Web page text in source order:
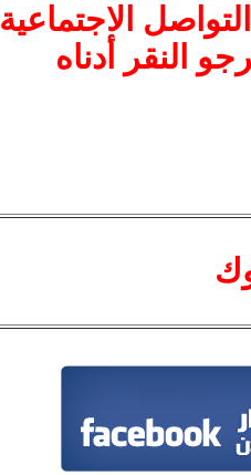
الاجتماعية
النقر أدناه